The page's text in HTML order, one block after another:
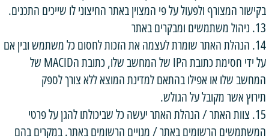
בקישור המצורף ולפעול על פי המצוין באתר החיצוני לו שייכים התכנים.
13. ניהול משתמשים ומבקרים באתר
14. הנהלת האתר שומרת לעצמה את הזכות לחסום כל משתמש ובין אם
על ידי חסימת כתובת הIP של המחשב שלו, כתובת הMACID של
המחשב שלו או אפילו בהתאם למדינת המוצא ללא צורך לספק
תירוץ אשר מקובל על הגולש.
15. צוות האתר / הנהלת האתר יעשה כל שביכולתו להגן על פרטי
המשתמשים הרשומים באתר / מנויים הרשומים באתר. במקרים בהם